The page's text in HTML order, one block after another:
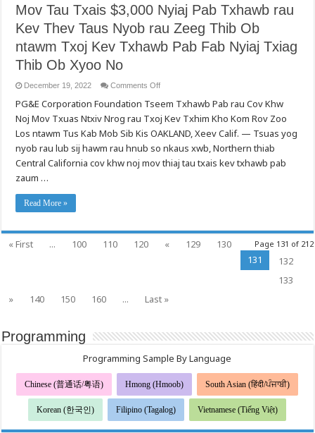
시
$3,000
의
회
조
수
령
예
정
Mov Tau Txais $3,000 Nyiaj Pab Txhawb rau
Kev Thev Taus Nyob rau Zeeg Thib Ob
ntawm Txoj Kev Txhawb Pab Fab Nyiaj Txiag
Thib Ob Xyoo No
December 19, 2022 Comments Offon
Kev
Tswj
Kom
Cov
Khw
Noj
Mov
Hauv
Zos
Noj
Pab
Txhawb
Taus
rau
Zeeg
Thib
Ob
ntawm
Txoj
Kev
Txhawb
Pab
PG&E Corporation Foundation Tseem Txhawb Pab rau Cov Khw
Noj Mov Txuas Ntxiv Nrog rau Txoj Kev Txhim Kho Kom Rov Zoo
Los ntawm Tus Kab Mob Sib Kis OAKLAND, Xeev Calif. — Tsuas yog
nyob rau lub sij hawm rau hnub so nkaus xwb, Northern thiab
Central California cov khw noj mov thiaj tau txais kev txhawb pab
zaum …
Read More »
Page 131 of 212
« First ... 100 110 120 « 129
130
131
132
133
»
140 150 160 ... Last »
Programming
Programming Sample By Language
Chinese (普通话/粤语) Hmong (Hmoob) South Asian (हिंदी/ਪੰਜਾਬੀ)
Korean (한국인) Filipino (Tagalog) Vietnamese (Tiếng Việt)